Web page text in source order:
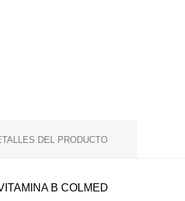
DEL PRODUCTO
B COLMED